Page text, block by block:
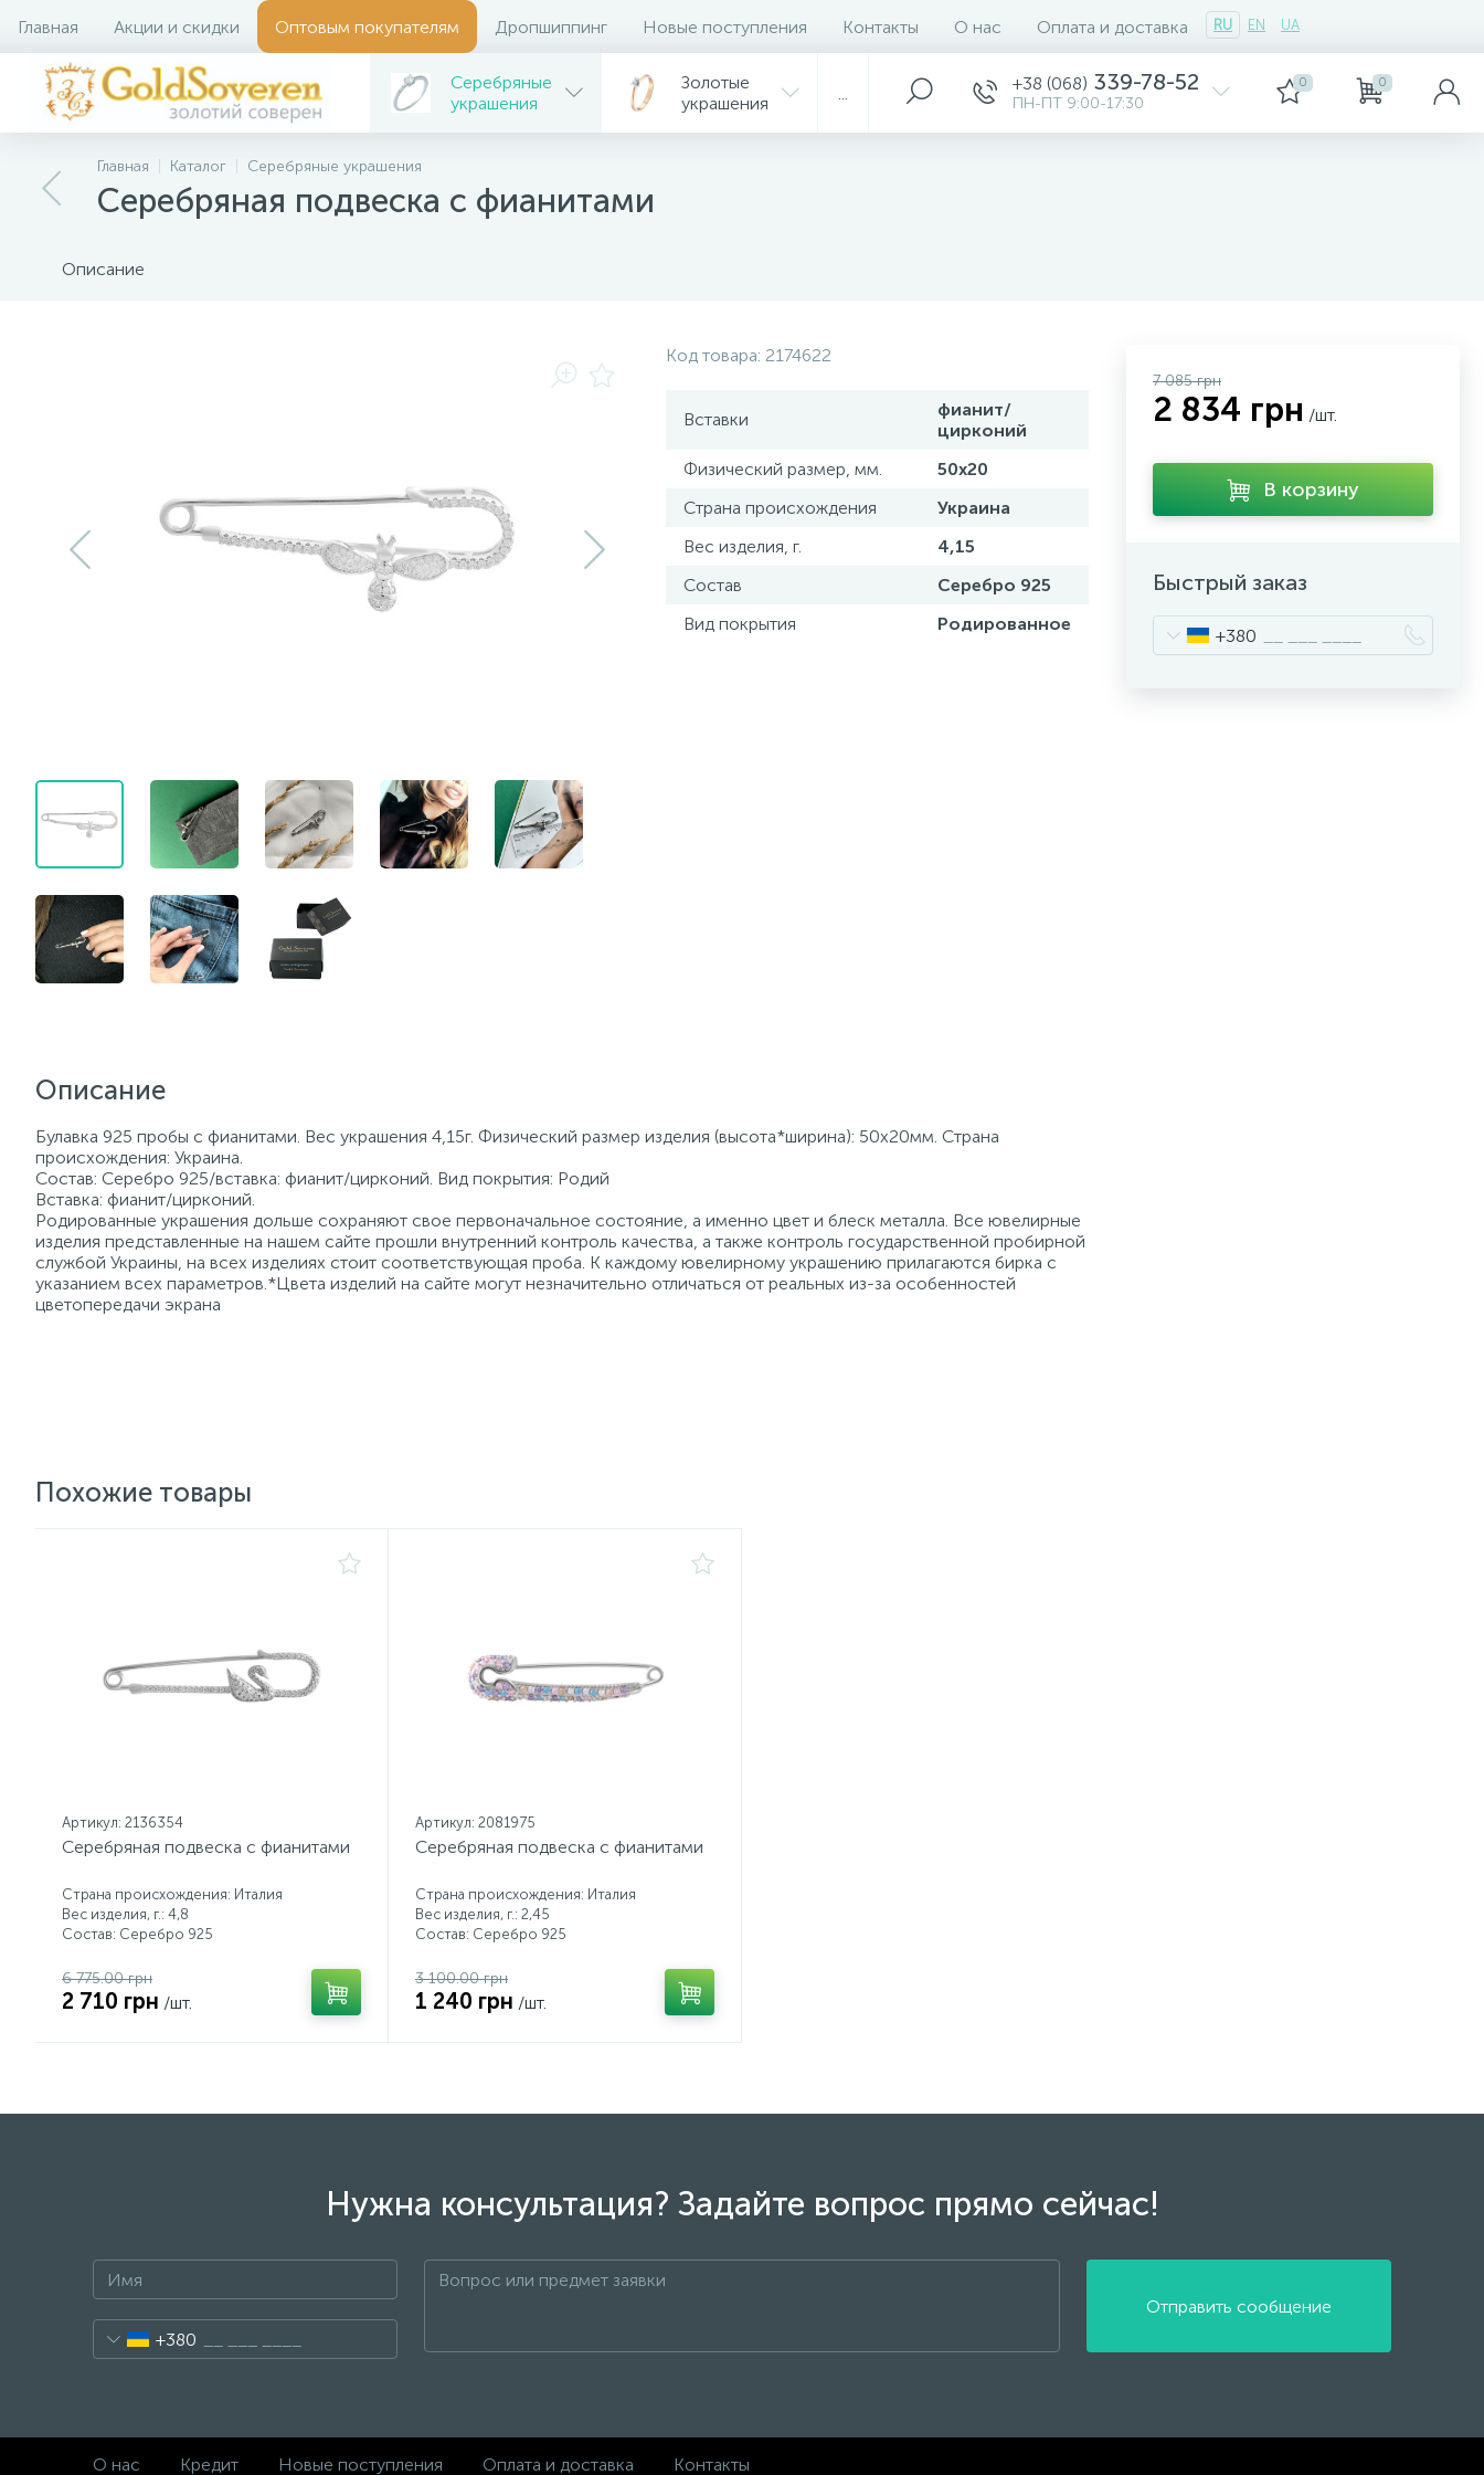
Главная Акции и скидки Оптовым покупателям Дропшиппинг Новые поступления Контакты О нас Оплата и доставка RU EN UA
Серебряные
украшения
Золотые
украшения
+38 (068) 339-78-52
ПН-ПТ 9:00-17:30
0 0
Главная Каталог Серебряные украшения
Серебряная подвеска с фианитами
Описание
Код товара: 2174622
Вставки
фианит/
цирконий
Физический размер, мм.
50х20
Страна происхождения
Украина
Вес изделия, г.
4,15
Состав
Серебро 925
Вид покрытия
Родированное
Описание
Булавка 925 пробы с фианитами. Вес украшения 4,15г. Физический размер изделия (высота*ширина): 50х20мм. Страна
происхождения: Украина.
Состав: Серебро 925/вставка: фианит/цирконий. Вид покрытия: Родий
Вставка: фианит/цирконий.
Родированные украшения дольше сохраняют свое первоначальное состояние, а именно цвет и блеск металла. Все ювелирные
изделия представленные на нашем сайте прошли внутренний контроль качества, а также контроль государственной пробирной
службой Украины, на всех изделиях стоит соответствующая проба. К каждому ювелирному украшению прилагаются бирка с
указанием всех параметров.*Цвета изделий на сайте могут незначительно отличаться от реальных из-за особенностей
цветопередачи экрана
7 085 грн
2 834 грн /шт.
В корзину
Быстрый заказ
+380
Похожие товары
Артикул: 2136354
Серебряная подвеска с фианитами
Страна происхождения: Италия
Вес изделия, г.: 4,8
Состав: Серебро 925
6 775.00 грн
2 710 грн /шт.
Артикул: 2081975
Серебряная подвеска с фианитами
Страна происхождения: Италия
Вес изделия, г.: 2,45
Состав: Серебро 925
3 100.00 грн
1 240 грн /шт.
Нужна консультация? Задайте вопрос прямо сейчас!
+380
Отправить сообщение
О нас Кредит Новые поступления Оплата и доставка Контакты